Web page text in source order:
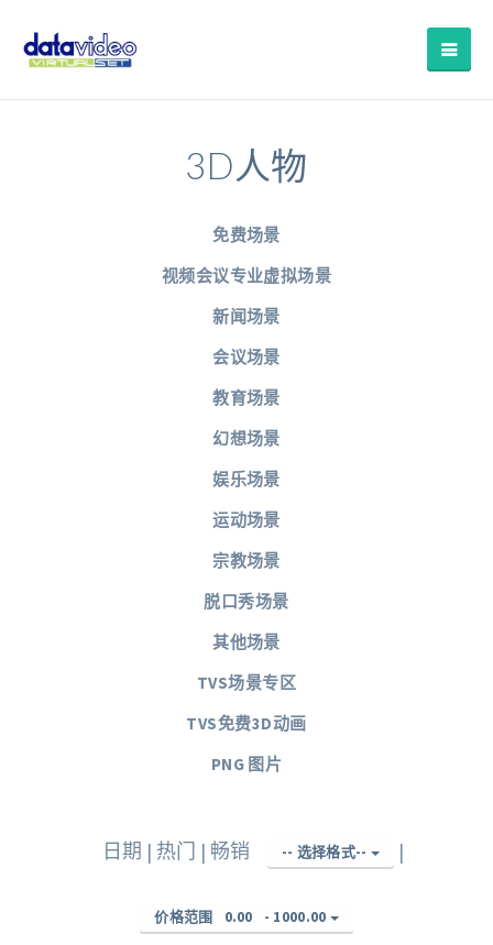
3D人物
免费场景
视频会议专业虚拟场景
新闻场景
会议场景
教育场景
幻想场景
娱乐场景
运动场景
宗教场景
脱口秀场景
其他场景
TVS场景专区
TVS免费3D动画
PNG 图片
日期 | 热门 | 畅销 -- 选择格式-- |
价格范围 0.00 - 1000.00